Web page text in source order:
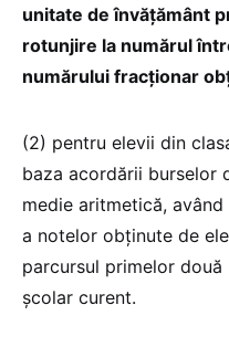
unitate de învăţământ
rotunjire la numărul
numărului fracționar
(2) pentru elevii din
baza acordării burselor
medie aritmetică,
a notelor obţinute de
parcursul primelor
şcolar curent.